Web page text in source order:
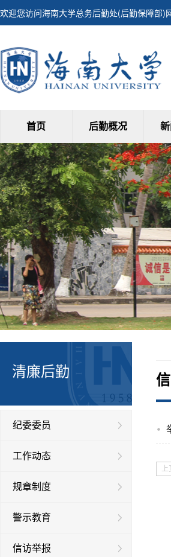
欢迎您访问海南大学总务后勤处(后勤保障部)
首页 后勤概况
清廉后勤
纪委委员
工作动态
规章制度
警示教育
信访举报
上